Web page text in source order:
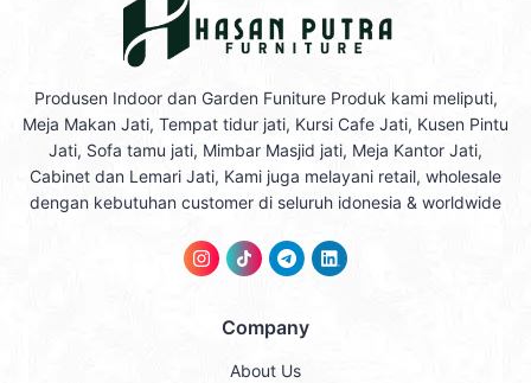
Produsen Indoor dan Garden Funiture Produk kami meliputi,
Meja Makan Jati, Tempat tidur jati, Kursi Cafe Jati, Kusen Pintu
Jati, Sofa tamu jati, Mimbar Masjid jati, Meja Kantor Jati,
Cabinet dan Lemari Jati, Kami juga melayani retail, wholesale
dengan kebutuhan customer di seluruh idonesia & worldwide
Company
About Us